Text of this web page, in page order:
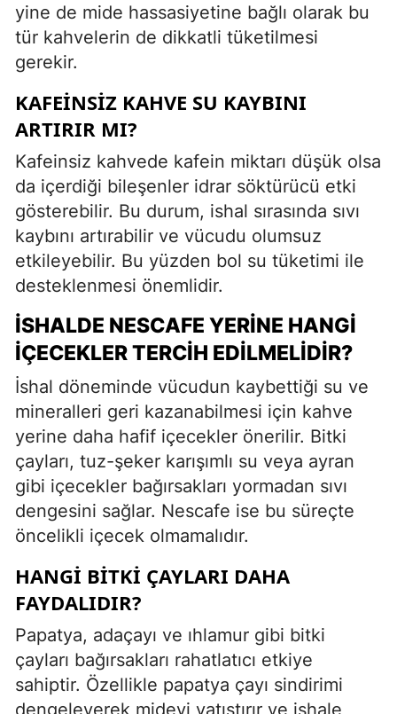
yine de mide hassasiyetine bağlı olarak bu
tür kahvelerin de dikkatli tüketilmesi
gerekir.
KAFEINSIZ KAHVE SU KAYBINI
ARTIRIR MI?
Kafeinsiz kahvede kafein miktarı düşük olsa
da içerdiği bileşenler idrar söktürücü etki
gösterebilir. Bu durum, ishal sırasında sıvı
kaybını artırabilir ve vücudu olumsuz
etkileyebilir. Bu yüzden bol su tüketimi ile
desteklenmesi önemlidir.
İSHALDE NESCAFE YERINE HANGI
İÇECEKLER TERCIH EDILMELIDIR?
İshal döneminde vücudun kaybettiği su ve
mineralleri geri kazanabilmesi için kahve
yerine daha hafif içecekler önerilir. Bitki
çayları, tuz-şeker karışımlı su veya ayran
gibi içecekler bağırsakları yormadan sıvı
dengesini sağlar. Nescafe ise bu süreçte
öncelikli içecek olmamalıdır.
HANGI BITKI ÇAYLARI DAHA
FAYDALIDIR?
Papatya, adaçayı ve ıhlamur gibi bitki
çayları bağırsakları rahatlatıcı etkiye
sahiptir. Özellikle papatya çayı sindirimi
dengeleyerek mideyi yatıştırır ve ishale